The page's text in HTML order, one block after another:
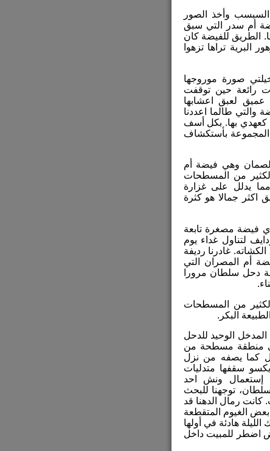
وأخذ الصور
نظرة على فيضة أم سدر التي سبق
الطريق للفيضة كان
تراها تزهوا
صورة موروجها
رائعة حين توقفت
لعبق اعشابها
والتي طالما اعددنا
كعهدي بها. بكل أسف
بأستكشاف
وهي فيضة أم
من المسطحات
يدلل على غزارة
اكثر جمالا هو كثرة
فيضة مصغرة تابعة
لتناول غداء يوم
غادرنا رديفة
أم المصران التي
دحل سلطان مرورا
من المسطحات
البكر.
الوحيد للدحل
منطقة مسطحة من
كما يصفه من نزل
سقفها متدليات
إستعمال ونش احد
توجهنا للبحث
كانت رمال الدهنا قد
بعض الغيوم المتقطعة
هادئة في أولها
اضطر للمبيت داخل